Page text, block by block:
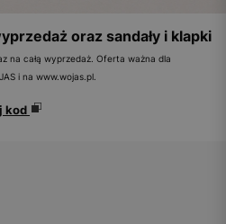
oraz sandały i klapki
na całą wyprzedaż. Oferta ważna dla
i na www.wojas.pl.
kod